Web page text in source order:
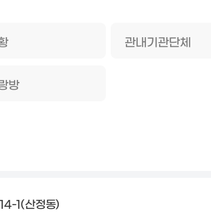
관내기관단체
방
1(산정동)